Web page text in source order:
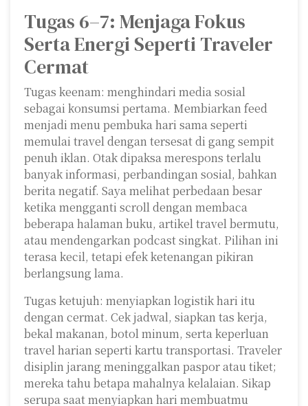
Tugas 6–7: Menjaga Fokus
Serta Energi Seperti Traveler
Cermat
Tugas keenam: menghindari media sosial
sebagai konsumsi pertama. Membiarkan feed
menjadi menu pembuka hari sama seperti
memulai travel dengan tersesat di gang sempit
penuh iklan. Otak dipaksa merespons terlalu
banyak informasi, perbandingan sosial, bahkan
berita negatif. Saya melihat perbedaan besar
ketika mengganti scroll dengan membaca
beberapa halaman buku, artikel travel bermutu,
atau mendengarkan podcast singkat. Pilihan ini
terasa kecil, tetapi efek ketenangan pikiran
berlangsung lama.
Tugas ketujuh: menyiapkan logistik hari itu
dengan cermat. Cek jadwal, siapkan tas kerja,
bekal makanan, botol minum, serta keperluan
travel harian seperti kartu transportasi. Traveler
disiplin jarang meninggalkan paspor atau tiket;
mereka tahu betapa mahalnya kelalaian. Sikap
serupa saat menyiapkan hari membuatmu